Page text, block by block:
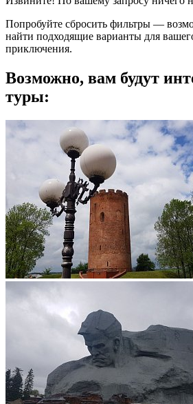
Попробуйте сбросить фильтры —
найти подходящие варианты для
приключения.
Возможно, вам будут
туры: